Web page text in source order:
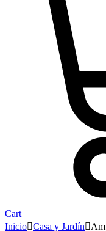
Cart
Inicio Casa y Jardín